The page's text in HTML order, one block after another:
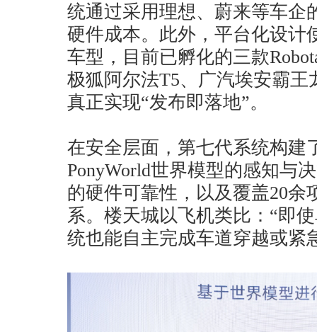
统通过采用理想、蔚来等车企
硬件成本。此外，平台化设计
车型，目前已孵化的三款
极狐阿尔法T5、广汽埃安霸
真正实现“发布即落地”。
在安全层面，第七代系统构建
PonyWorld世界模型的感知与
的硬件可靠性，以及覆盖20余
系。楼天城以飞机类比：“即
统也能自主完成车道穿越或紧